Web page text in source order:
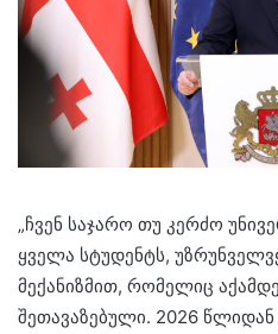
„ჩვენ საჯარო თუ კერძო
ყველა სტუდენტს,
მექანიზმით, რომელიც
შეთავაზებული. 2026